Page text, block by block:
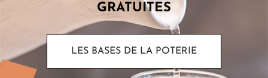
GRATUITES
LES BASES DE LA POTERIE